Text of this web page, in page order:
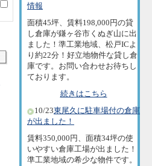
情報
面積45坪、賃料198,000円の貸
し倉庫が鎌ヶ谷市くぬぎ山に出
ました！準工業地域、松戸ICよ
り約22分！好立地物件な貸し倉
庫です。お問い合わせお待ちし
ております。
続きはこちら
10/23東尾久に駐車場付の倉庫
が出ました！
賃料350,000円、面積34坪の使
いやすい倉庫工場が出ました！
準工業地域の希少な物件です。